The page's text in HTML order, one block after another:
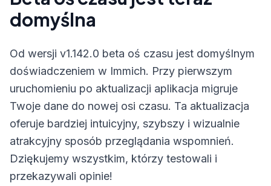
domyślna
Od wersji v1.142.0 beta oś czasu jest domyślnym
doświadczeniem w Immich. Przy pierwszym
uruchomieniu po aktualizacji aplikacja migruje
Twoje dane do nowej osi czasu. Ta aktualizacja
oferuje bardziej intuicyjny, szybszy i wizualnie
atrakcyjny sposób przeglądania wspomnień.
Dziękujemy wszystkim, którzy testowali i
przekazywali opinie!